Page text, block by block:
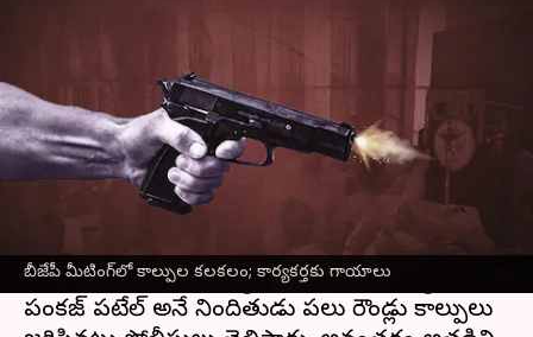
బీజేపీ మీటింగ్‌లో కాల్పుల కలకలం; కార్యకర్తకు గాయాలు
బీజేపీ మీటింగ్‌లో కాల్పుల కలకలం;
కార్యకర్తకు గాయాలు
వ్రాసిన వారు Stalin Jun 25, 2023 05:29 pm
ఈ వార్తాకథనం ఏంటి
లోని మాధేపురా జిల్లా మురళిగంజ్‌లో జరిగిన
బీజేపీ మీటింగ్‌లోతుపాకీ కాల్పులుకలకలం రేపాయి.
ఈ ఘటనలో బీజేపీ కార్యకర్తకు గాయాలయ్యాయి.
పంకజ్ పటేల్ అనే నిందితుడు పలు రౌండ్లు కాల్పులు